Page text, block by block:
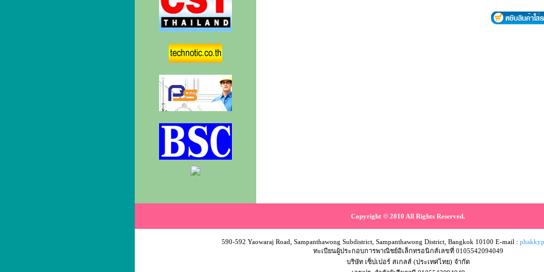
Copyright © 2010 All Rights Reserved.
590-592 Yaowaraj Road, Sampanthawong Subdistrict, Sampanthawong District, Bangkok 10100 E-mail :
ทะเบียนผู้ประกอบการพาณิชย์อิเล็กทรอนิกส์เลขที่ 0105542094049
บริษัท เซ็ปเปอร์ สเกลส์ (ประเทศไทย) จำกัด